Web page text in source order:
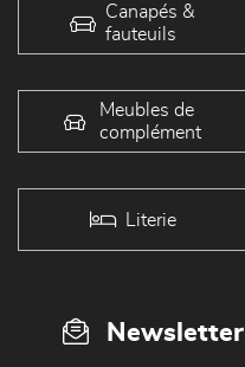
Canapés &
fauteuils
Meubles de
complément
Literie
Newsletter